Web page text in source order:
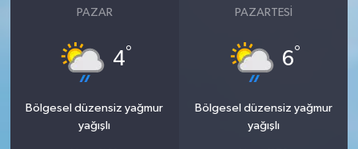
PAZAR
4°
Bölgesel düzensiz yağmur
yağışlı
PAZARTESI
6°
Bölgesel düzensiz yağmur
yağışlı